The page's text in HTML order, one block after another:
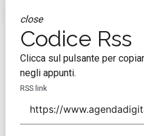
close
Codice Rss
Clicca sul pulsante per
negli appunti.
RSS link